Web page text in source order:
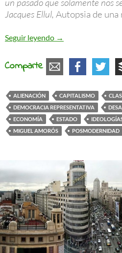
un pasado que solamente nos
Jacques Ellul, Autopsia de
Seguir leyendo Reflexiones
→
Comparte
ALIENACIÓN CAPITALISMO
DEMOCRACIA REPRESENTATIVA
ECONOMÍA
ESTADO
MIGUEL AMORÓS
POSMODERNIDAD